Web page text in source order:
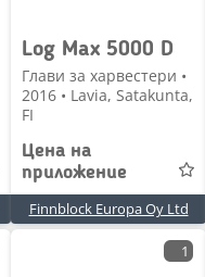
Log Max 5000 D
Глави за харвестери •
2016 • Lavia, Satakunta,
FI
Цена на
приложение
Finnblock Europa Oy Ltd
1